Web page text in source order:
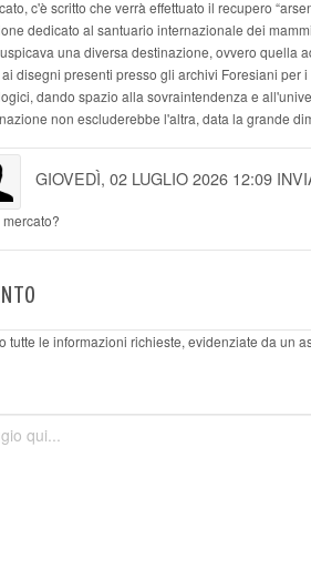
c'è scritto che verrà effettuato il recupero
dedicato al santuario internazionale dei
una diversa destinazione, ovvero quella
disegni presenti presso gli archivi Foresiani per
dando spazio alla sovraintendenza e
non escluderebbe l'altra, data la grande
GIOVEDÌ, 02 LUGLIO 2026 12:09
tutte le informazioni richieste, evidenziate da un